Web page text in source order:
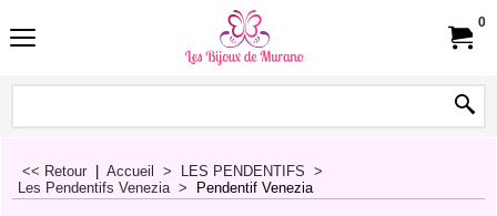
0
<< Retour Accueil > LES PENDENTIFS >
Les Pendentifs Venezia> Pendentif Venezia